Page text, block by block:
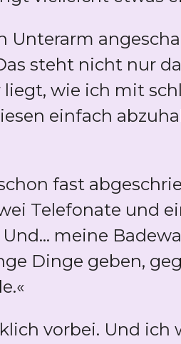
Unterarm
steht nicht nur
wie ich mit
einfach
fast
Telefonate und
meine
Dinge geben,
vorbei. Und ich